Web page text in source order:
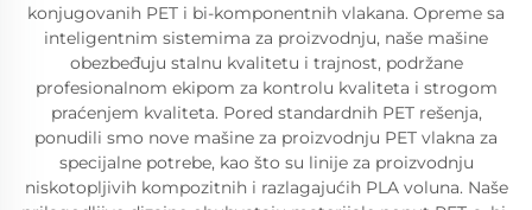
konjugovanih PET i bi-komponentnih vlakana. Opreme sa
inteligentnim sistemima za proizvodnju, naše mašine
obezbeđuju stalnu kvalitetu i trajnost, podržane
profesionalnom ekipom za kontrolu kvaliteta i strogom
praćenjem kvaliteta. Pored standardnih PET rešenja,
ponudili smo nove mašine za proizvodnju PET vlakna za
specijalne potrebe, kao što su linije za proizvodnju
niskotopljivih kompozitnih i razlagajućih PLA voluna. Naše